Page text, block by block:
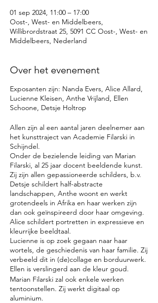
01 sep 2024, 11:00 – 17:00
Oost-, West- en Middelbeers,
Willibrordstraat 25, 5091 CC Oost-, West- en
Middelbeers, Nederland
Over het evenement
Exposanten zijn: Nanda Evers, Alice Allard,
Lucienne Kleisen, Anthe Vrijland, Ellen
Schoone, Detsje Holtrop
Allen zijn al een aantal jaren deelnemer aan
het kunsttraject van Academie Filarski in
Schijndel.
Onder de bezielende leiding van Marian
Filarski, al 25 jaar docent beeldende kunst.
Zij zijn allen gepassioneerde schilders, b.v.
Detsje schildert half-abstracte
landschappen, Anthe woont en werkt
grotendeels in Afrika en haar werken zijn
dan ook geïnspireerd door haar omgeving.
Alice schildert portretten in expressieve en
kleurrijke beeldtaal.
Lucienne is op zoek gegaan naar haar
wortels, de geschiedenis van haar familie. Zij
verbeeld dit in (de)collage en borduurwerk.
Ellen is verslingerd aan de kleur goud.
Marian Filarski zal ook enkele werken
tentoonstellen. Zij werkt digitaal op
aluminium.